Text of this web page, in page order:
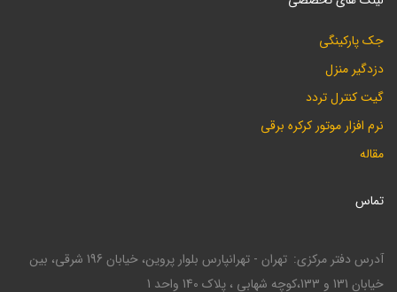
جک پارکینگی
دزدگیر منزل
گیت کنترل تردد
نرم افزار موتور کرکره برقی
مقاله
تماس
آدرس دفتر مرکزی
تهران - تهرانپارس بلوار پروین، خیابان 196 شرقی، بین
خیابان 131 و 133،کوچه شهابی ، پلاک 140 واحد 1